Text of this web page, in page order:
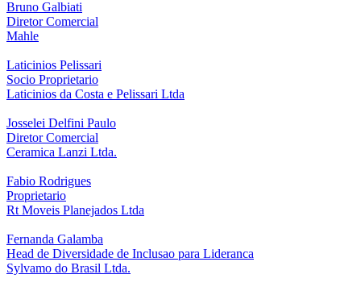
Bruno Galbiati
Diretor Comercial
Mahle
Laticinios Pelissari
Socio Proprietario
Laticinios da Costa e Pelissari Ltda
Josselei Delfini Paulo
Diretor Comercial
Ceramica Lanzi Ltda.
Fabio Rodrigues
Proprietario
Rt Moveis Planejados Ltda
Fernanda Galamba
Head de Diversidade de Inclusao para Lideranca
Sylvamo do Brasil Ltda.